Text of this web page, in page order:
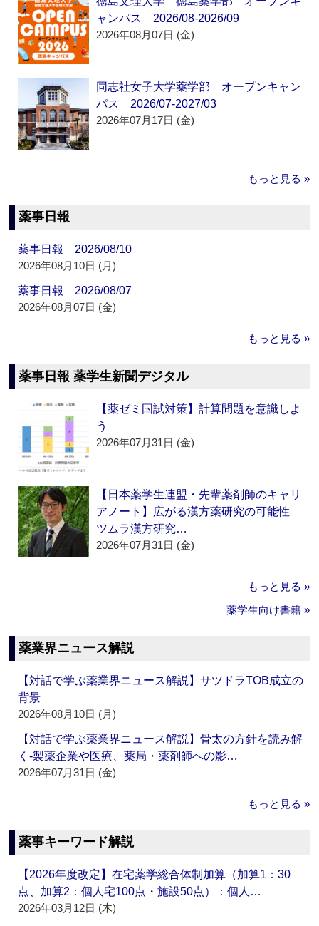
ャンパス 2026/08-2026/09
2026年08月07日 (金)
同志社女子大学薬学部 オープンキャン
パス 2026/07-2027/03
2026年07月17日 (金)
もっと見る »
薬事日報
薬事日報 2026/08/10
2026年08月10日 (月)
薬事日報 2026/08/07
2026年08月07日 (金)
もっと見る »
薬事日報 薬学生新聞デジタル
【薬ゼミ国試対策】計算問題を意識しよ
う
2026年07月31日 (金)
【日本薬学生連盟・先輩薬剤師のキャリ
アノート】広がる漢方薬研究の可能性
ツムラ漢方研究…
2026年07月31日 (金)
もっと見る »
薬学生向け書籍 »
薬業界ニュース解説
【対話で学ぶ薬業界ニュース解説】サツドラTOB成立の
背景
2026年08月10日 (月)
【対話で学ぶ薬業界ニュース解説】骨太の方針を読み解
く‐製薬企業や医療、薬局・薬剤師への影…
2026年07月31日 (金)
もっと見る »
薬事キーワード解説
【2026年度改定】在宅薬学総合体制加算（加算1：30
点、加算2：個人宅100点・施設50点）：個人…
2026年03月12日 (木)